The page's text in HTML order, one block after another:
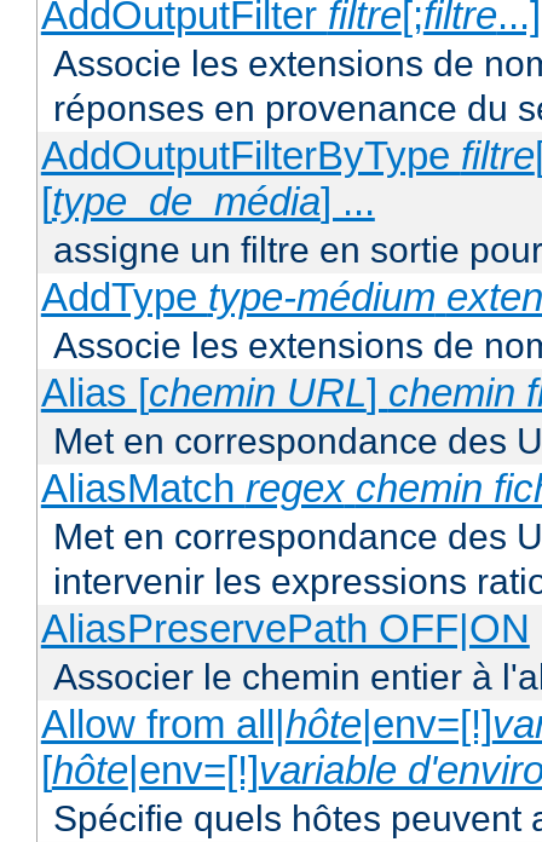
AddOutputFilter filtre[;filtre
Associe les extensions de
réponses en provenance du
AddOutputFilterByType filtre
[type_de_média] ...
assigne un filtre en sortie
AddType type-médium
Associe les extensions de
Alias [chemin URL] chemin
Met en correspondance des
AliasMatch regex chemin
Met en correspondance des
intervenir les expressions
AliasPreservePath OFF|ON
Associer le chemin entier à
Allow from all|hôte|env=[!]
[hôte|env=[!]variable
Spécifie quels hôtes peuvent